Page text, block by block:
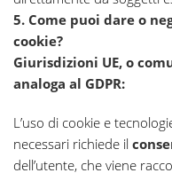
5. Come puoi dare o
cookie?
Giurisdizioni UE, o
analoga al GDPR:
L’uso di cookie e
necessari richiede il
dell’utente, che viene